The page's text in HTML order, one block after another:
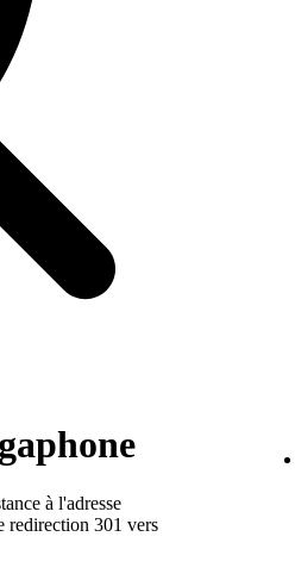
à l'adresse
redirection 301 vers